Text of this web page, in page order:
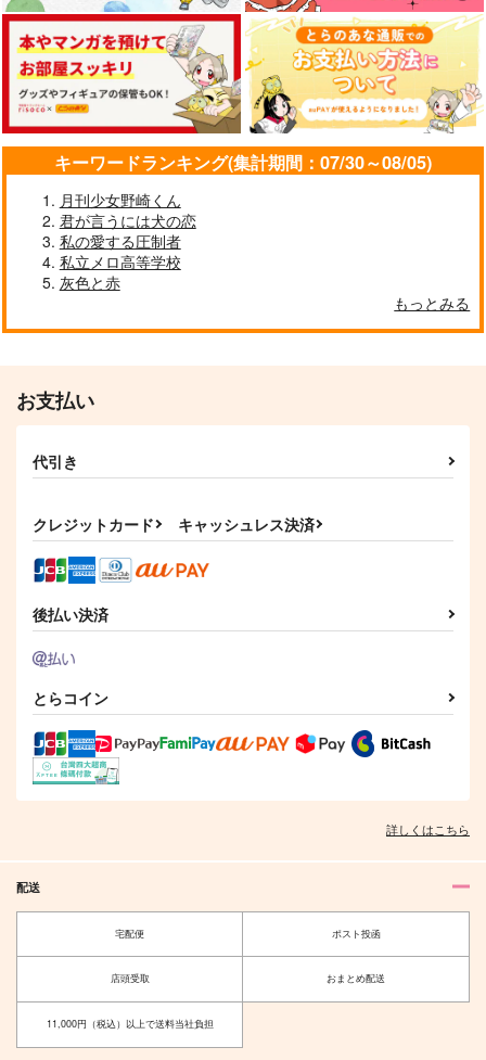
作品詳細
サンプル
作品詳細
サンプル
作品詳細
787円 （税込）
サンプル
作品詳細
サンプル
キーワードランキング(集計期間：07/30～08/05)
月刊少女野崎くん
君が言うには犬の恋
私の愛する圧制者
私立メロ高等学校
灰色と赤
もっとみる
お支払い
代引き
クレジットカード キャッシュレス決済
後払い決済
とらコイン
詳しくはこちら
配送
宅配便 ポスト投函
店頭受取 おまとめ配送
11,000円（税込）以上で送料当社負担